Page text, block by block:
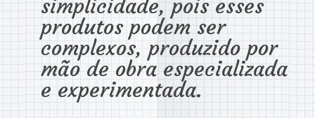
simplicidade, pois esses
produtos podem ser
complexos, produzido por
mão de obra especializada
e experimentada.